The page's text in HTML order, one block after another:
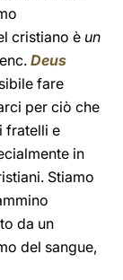
cristiano è un
Deus
fare
per ciò che
fratelli e
in
Stiamo
da un
del sangue,